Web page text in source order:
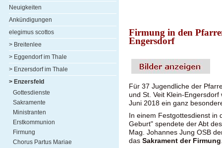
Neuigkeiten
Ankündigungen
elegimus scottos
> Breitenlee
> Eggendorf im Thale
> Enzersdorf im Thale
> Enzersfeld
Gottesdienste
Sakramente
Ministranten
Erstkommunion
Firmung
Chorus Partus Mariae
Firmung in den
Engersdorf
Für 37 Jugendliche der
und St. Veit Klein-
Juni 2018 ein ganz
In einem Festgottesdienst in
Geburt" spendete der Abt
Mag. Johannes Jung OSB
das Sakrament der Firmung